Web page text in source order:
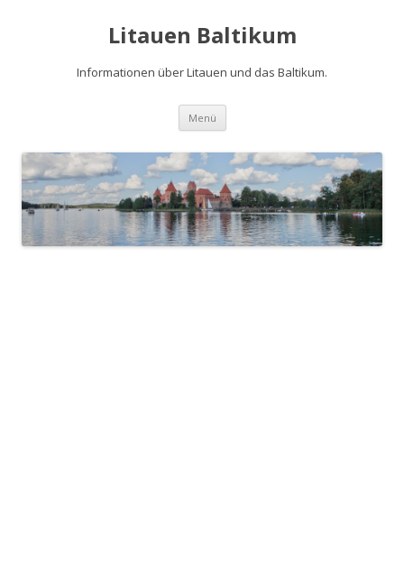
Litauen Baltikum
Informationen über Litauen und das Baltikum.
Menü Zum
springen